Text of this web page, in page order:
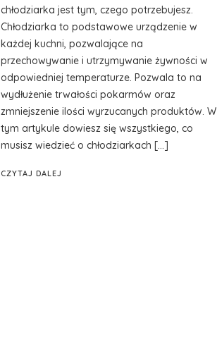
chłodziarka jest tym, czego potrzebujesz.
Chłodziarka to podstawowe urządzenie w
każdej kuchni, pozwalające na
przechowywanie i utrzymywanie żywności w
odpowiedniej temperaturze. Pozwala to na
wydłużenie trwałości pokarmów oraz
zmniejszenie ilości wyrzucanych produktów. W
tym artykule dowiesz się wszystkiego, co
musisz wiedzieć o chłodziarkach […]
CZYTAJ DALEJ